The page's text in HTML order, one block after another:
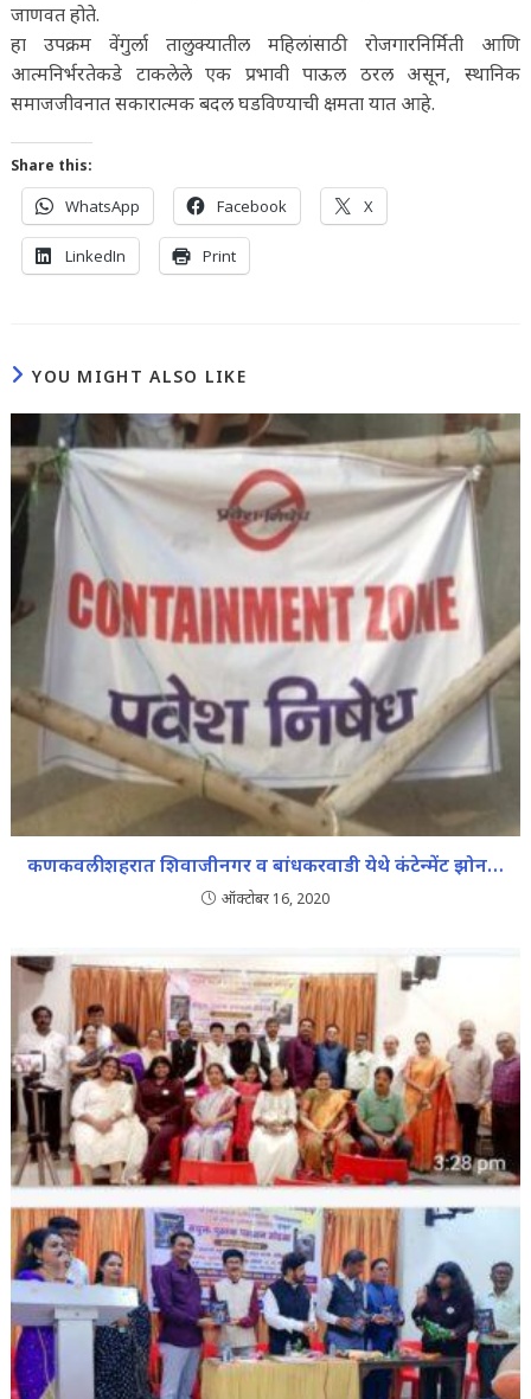
जाणवत होते.
हा उपक्रम वेंगुर्ला तालुक्यातील महिलांसाठी रोजगारनिर्मिती आणि
आत्मनिर्भरतेकडे टाकलेले एक प्रभावी पाऊल ठरल असून, स्थानिक
समाजजीवनात सकारात्मक बदल घडविण्याची क्षमता यात आहे.
Share this:
WhatsApp Facebook X
LinkedIn Print
YOU MIGHT ALSO LIKE
कणकवली शहरात शिवाजीनगर व बांधकरवाडी येथे कंटेन्मेंट झोन…
ऑक्टोबर 16, 2020